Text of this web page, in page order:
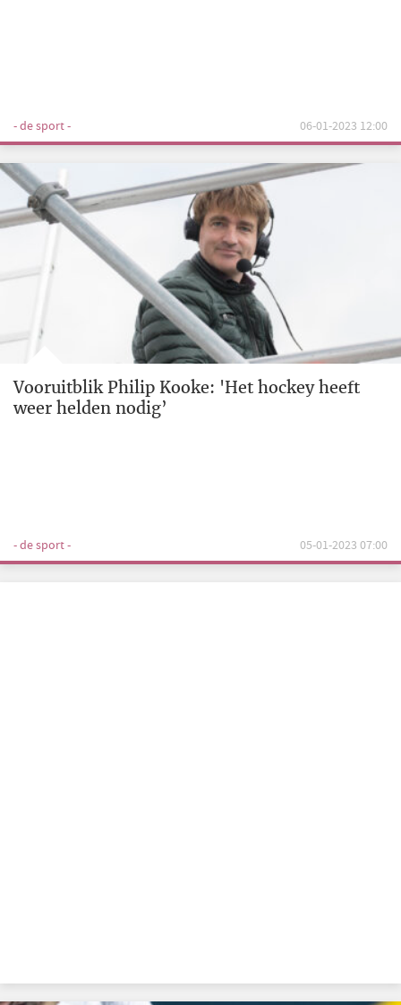
- de sport - 06-01-2023 12:00
Vooruitblik Philip Kooke: 'Het hockey heeft
weer helden nodig’
- de sport - 05-01-2023 07:00